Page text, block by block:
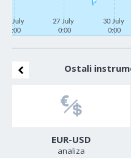
22 July
0:00
27 July
0:00
30 July
0:00
Ostali
EUR-USD
analiza